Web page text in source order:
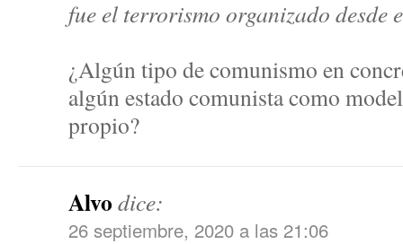
fue el terrorismo organizado desde
¿Algún tipo de comunismo en
algún estado comunista como
propio?
Alvodice:
26 septiembre, 2020 a las 21:06